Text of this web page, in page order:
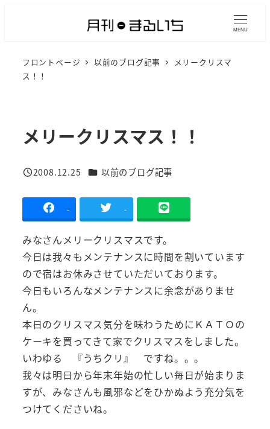
MENU
フロントページ 以前のブログ記事
メリークリスマ
ス！！
メリークリスマス！！
投稿日
2008.12.25 カテゴリー
以前のブログ記事
- -
みなさんメリークリスマスです。
今日は我々もメンテナンスに時間を割いています
ので宿はお休みさせていただいております。
今日もいろんなメンテナンスに余念がありませ
ん。
本日のクリスマス気分を味わうためにＫＡＴＯの
ケーキを買ってきて家でクリスマスをしました。
いわゆる 『うちクリ』 ですね。。。
我々は明日から年末年始の忙しい毎日が始まりま
すが、みなさんも風邪などをひかぬよう充分気を
つけてくださいね。